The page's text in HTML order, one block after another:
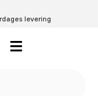
levering